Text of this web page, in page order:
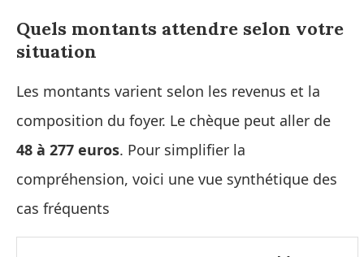
Quels montants attendre selon votre
situation
Les montants varient selon les revenus et la
composition du foyer. Le chèque peut aller de
48 à 277 euros. Pour simplifier la
compréhension, voici une vue synthétique des
cas fréquents